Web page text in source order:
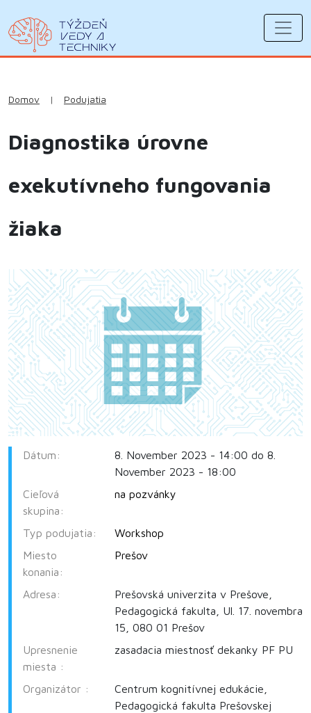
Domov | Podujatia
Diagnostika úrovne
exekutívneho fungovania
žiaka
Dátum:
8. November 2023 - 14:00 do 8.
November 2023 - 18:00
Cieľová
skupina:
na pozvánky
Typ podujatia:
Workshop
Miesto
konania:
Prešov
Adresa:
Prešovská univerzita v Prešove,
Pedagogická fakulta, Ul. 17. novembra
15, 080 01 Prešov
Upresnenie
miesta :
zasadacia miestnosť dekanky PF PU
Organizátor :
Centrum kognitívnej edukácie,
Pedagogická fakulta Prešovskej